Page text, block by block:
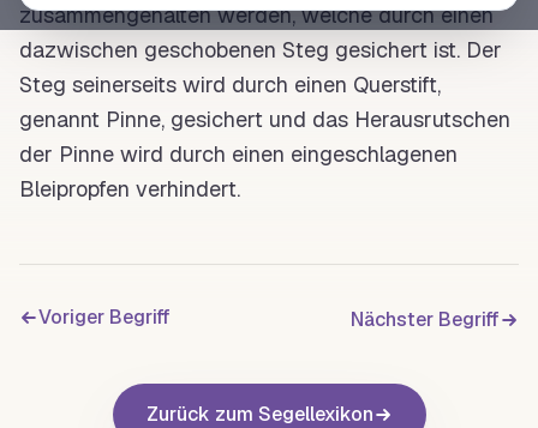
zusammengehalten werden, welche durch einen
dazwischen geschobenen Steg gesichert ist. Der
Steg seinerseits wird durch einen Querstift,
genannt Pinne, gesichert und das Herausrutschen
der Pinne wird durch einen eingeschlagenen
Bleipropfen verhindert.
Voriger Begriff Nächster Begriff
Zurück zum Segellexikon